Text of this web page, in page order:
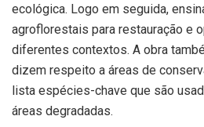
ecológica. Logo em seguida,
agroflorestais para restauração e
diferentes contextos. A obra
dizem respeito a áreas de
lista espécies-chave que são
áreas degradadas.